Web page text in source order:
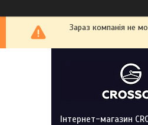
Зараз компанія не
Інтернет-магазин